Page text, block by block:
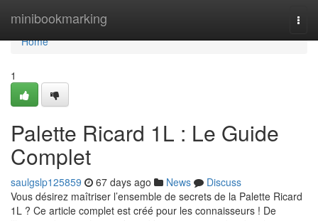
minibookmarking
Home
Home
1
Palette Ricard 1L : Le Guide
Complet
saulgslp125859 67 days ago News
Discuss
Vous désirez maîtriser l’ensemble de secrets de la Palette Ricard
1L ? Ce article complet est créé pour les connaisseurs ! De